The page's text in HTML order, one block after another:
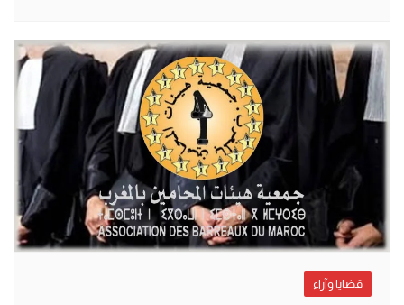
قضايا وآراء